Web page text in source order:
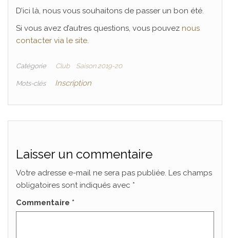
D’ici là, nous vous souhaitons de passer un bon été.
Si vous avez d’autres questions, vous pouvez nous
contacter via le site.
Catégorie Club Saison 2019-20
Mots-clés Inscription
Laisser un commentaire
Votre adresse e-mail ne sera pas publiée. Les champs
obligatoires sont indiqués avec *
Commentaire *